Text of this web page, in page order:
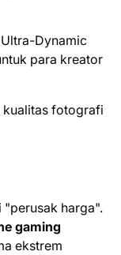
Dynamic
para kreator
kualitas fotografi
"perusak harga".
gaming
ekstrem